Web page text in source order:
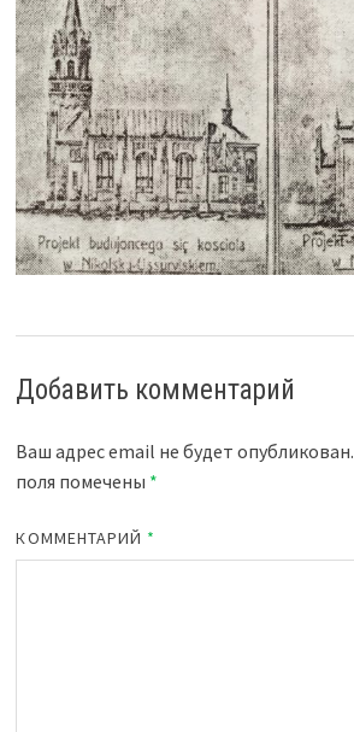
Добавить комментарий
Ваш адрес email не будет опубликован.
поля помечены *
КОММЕНТАРИЙ *